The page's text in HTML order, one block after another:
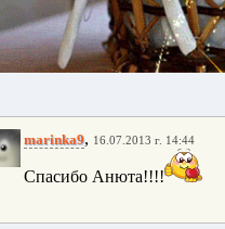
marinka9, 16.07.2013 г. 14:44
Спасибо Анюта!!!!